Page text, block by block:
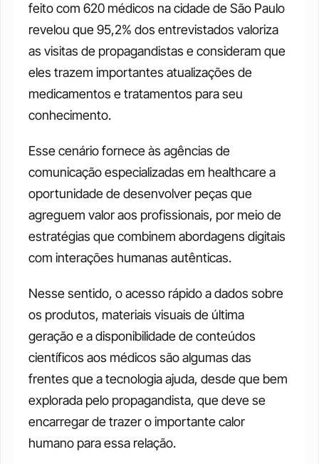
feito com 620 médicos na cidade de São Paulo
revelou que 95,2% dos entrevistados valoriza
as visitas de propagandistas e consideram que
eles trazem importantes atualizações de
medicamentos e tratamentos para seu
conhecimento.
Esse cenário fornece às agências de
comunicação especializadas em healthcare a
oportunidade de desenvolver peças que
agreguem valor aos profissionais, por meio de
estratégias que combinem abordagens digitais
com interações humanas autênticas.
Nesse sentido, o acesso rápido a dados sobre
os produtos, materiais visuais de última
geração e a disponibilidade de conteúdos
científicos aos médicos são algumas das
frentes que a tecnologia ajuda, desde que bem
explorada pelo propagandista, que deve se
encarregar de trazer o importante calor
humano para essa relação.